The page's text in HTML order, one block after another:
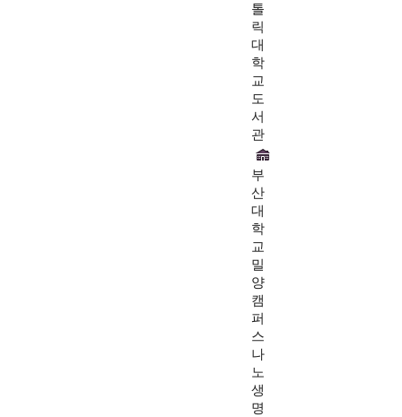
톨
릭
대
학
교
도
서
관
부
산
대
학
교
밀
양
캠
퍼
스
나
노
생
명